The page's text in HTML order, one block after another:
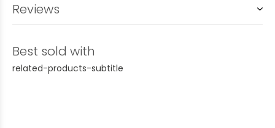
Reviews
Best sold with
related-products-subtitle